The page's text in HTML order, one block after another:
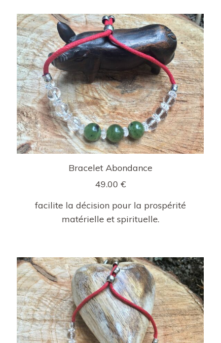
Bracelet Abondance
49.00 €
facilite la décision pour la prospérité
matérielle et spirituelle.